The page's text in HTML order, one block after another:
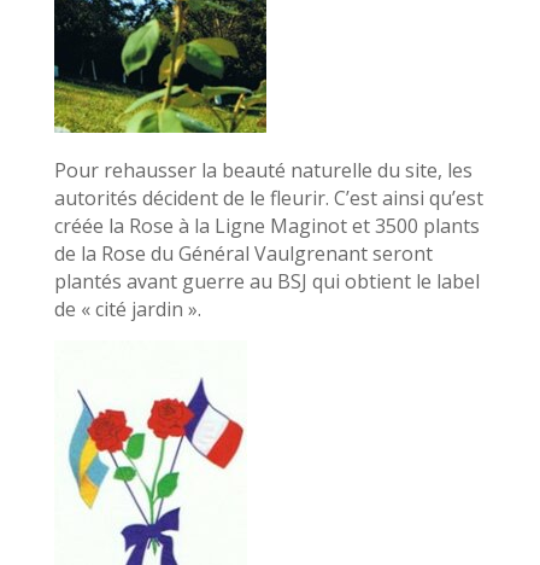
Pour rehausser la beauté naturelle du site, les
autorités décident de le fleurir. C’est ainsi qu’est
créée la Rose à la Ligne Maginot et 3500 plants
de la Rose du Général Vaulgrenant seront
plantés avant guerre au BSJ qui obtient le label
de « cité jardin ».